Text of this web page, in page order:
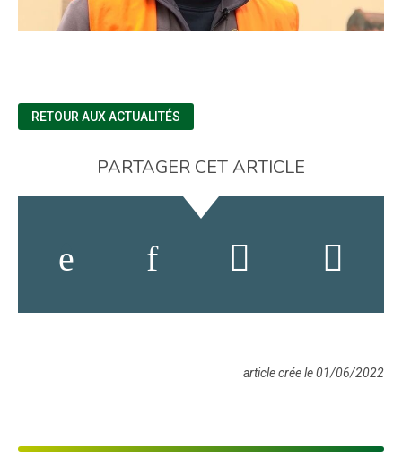
RETOUR AUX ACTUALITÉS
PARTAGER CET ARTICLE
article crée le 01/06/2022